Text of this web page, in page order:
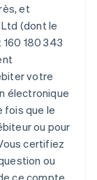
et
(dont le
180 343
votre
électronique
fois que le
ou pour
certifiez
ou